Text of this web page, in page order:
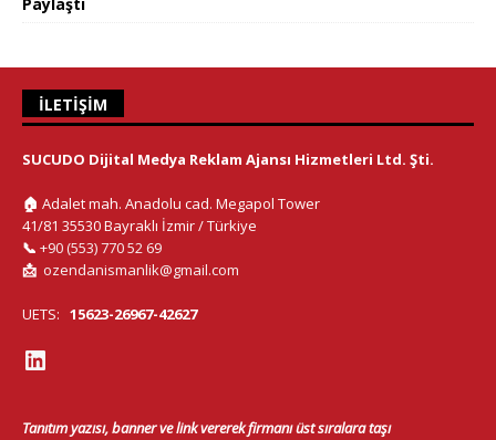
İLETIŞIM
SUCUDO Dijital Medya Reklam Ajansı Hizmetleri Ltd. Şti.
🏠 Adalet mah. Anadolu cad. Megapol Tower
41/81 35530 Bayraklı İzmir / Türkiye
📞 +90 (553) 770 52 69
📩 ozendanismanlik@gmail.com
UETS: 15623-26967-42627
Tanıtım yazısı, banner ve link vererek firmanı üst sıralara taşı